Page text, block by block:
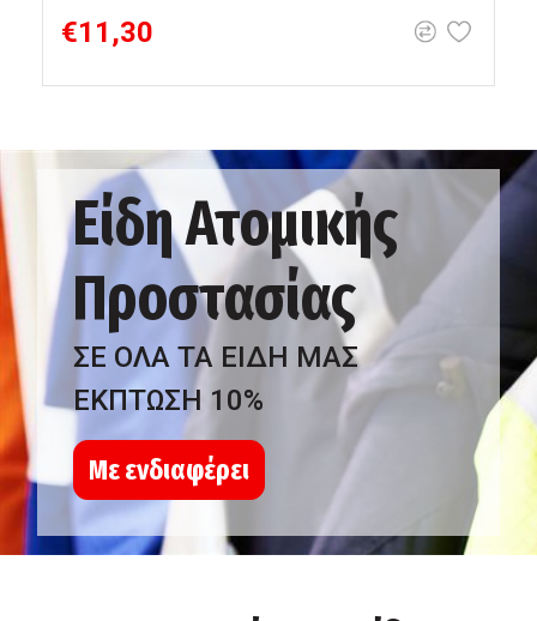
€11,30
Είδη Ατομικής
Προστασίας
ΣΕ ΟΛΑ ΤΑ ΕΙΔΗ ΜΑΣ
ΕΚΠΤΩΣΗ 10%
Με ενδιαφέρει